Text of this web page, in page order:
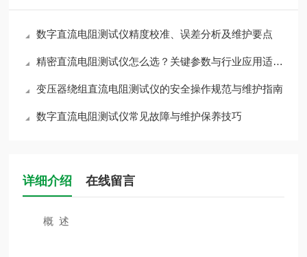
数字直流电阻测试仪精度校准、误差分析及维护要点
精密直流电阻测试仪怎么选？关键参数与行业应用适配指南
变压器绕组直流电阻测试仪的安全操作规范与维护指南
数字直流电阻测试仪常见故障与维护保养技巧
详细介绍 在线留言
概 述